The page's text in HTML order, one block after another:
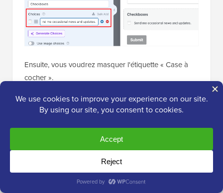
Ensuite, vous voudrez masquer l'étiquette « Case à
cocher ».
En la masquant, seul le texte prévu « Envoyez-moi
des nouvelles et des mises à jour occasionnelles »
apparaît à côté de la case à cocher, ce qui rend le
formulaire propre et facile à lire.
Pour ce faire, vous pouvez passer à l'onglet « Avancé
» et activer « Masquer l'étiquette ».